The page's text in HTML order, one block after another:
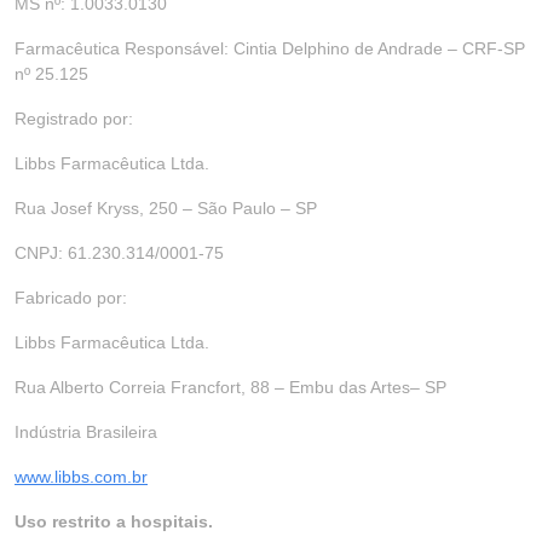
Farmacêutica Responsável: Cintia Delphino de Andrade – CRF-SP
nº 25.125
Registrado por:
Libbs Farmacêutica Ltda.
Rua Josef Kryss, 250 – São Paulo – SP
CNPJ: 61.230.314/0001-75
Fabricado por:
Libbs Farmacêutica Ltda.
Rua Alberto Correia Francfort, 88 – Embu das Artes– SP
Indústria Brasileira
www.libbs.com.br
Uso restrito a hospitais.